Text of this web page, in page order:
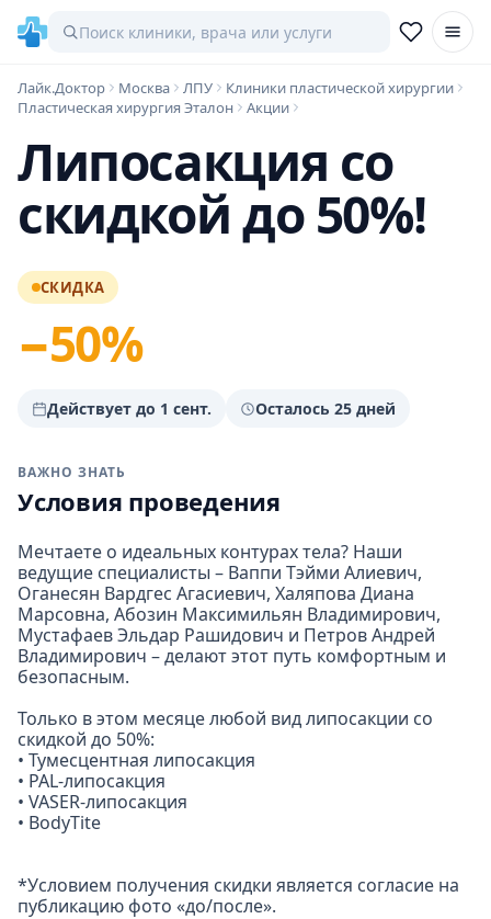
Лайк.Доктор Москва ЛПУ
Клиники пластической хирургии
Пластическая хирургия Эталон
Акции
Липосакция со
скидкой до 50%!
СКИДКА
−50%
Действует до 1 сент. Осталось 25 дней
ВАЖНО ЗНАТЬ
Условия проведения
Мечтаете о идеальных контурах тела? Наши
ведущие специалисты – Ваппи Тэйми Алиевич,
Оганесян Вардгес Агасиевич, Халяпова Диана
Марсовна, Абозин Максимильян Владимирович,
Мустафаев Эльдар Рашидович и Петров Андрей
Владимирович – делают этот путь комфортным и
безопасным.
Только в этом месяце любой вид липосакции со
скидкой до 50%:
• Тумесцентная липосакция
• PAL-липосакция
• VASER-липосакция
• BodyTite
*Условием получения скидки является согласие на
публикацию фото «до/после».